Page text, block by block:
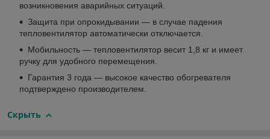
возникновения аварийных ситуаций.
Защита при опрокидывании — в случае падения
тепловентилятор автоматически отключается.
Мобильность — тепловентилятор весит 1,8 кг и имеет
ручку для удобного перемещения.
Гарантия 3 года — высокое качество обогревателя
подтверждено производителем.
Скрыть